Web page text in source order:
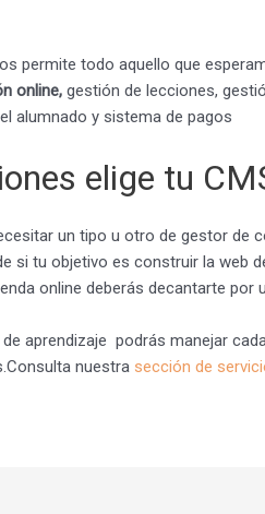
permite todo aquello que
online, gestión de lecciones,
alumnado y sistema de pagos
elige tu
un tipo u otro de gestor de
si tu objetivo es construir la web
online deberás decantarte
aprendizaje podrás manejar
nuestra sección de